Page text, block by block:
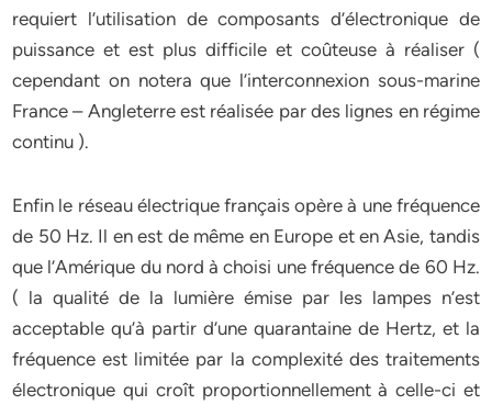
requiert l’utilisation de composants d’électronique de
puissance et est plus difficile et coûteuse à réaliser (
cependant on notera que l’interconnexion sous-marine
France – Angleterre est réalisée par des lignes en régime
continu ).
Enfin le réseau électrique français opère à une fréquence
de 50 Hz. Il en est de même en Europe et en Asie, tandis
que l’Amérique du nord à choisi une fréquence de 60 Hz.
( la qualité de la lumière émise par les lampes n’est
acceptable qu’à partir d’une quarantaine de Hertz, et la
fréquence est limitée par la complexité des traitements
électronique qui croît proportionnellement à celle-ci et